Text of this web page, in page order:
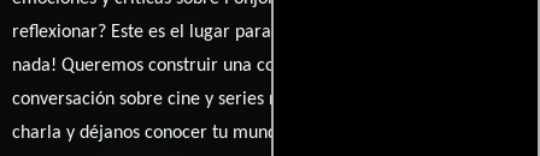
reflexionar? Este es el lugar para expresarlo. ¡No te guardes
nada! Queremos construir una comunidad apasionada donde la
conversación sobre cine y series nunca se detenga. Únete a la
charla y déjanos conocer tu mundo cinematográfico. ¡Los